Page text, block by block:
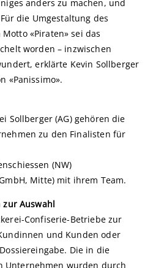
anders zu machen, und
die Umgestaltung des
«Piraten» sei das
worden – inzwischen
erklärte Kevin Sollberger
«Panissimo».
Sollberger (AG) gehören die
zu den Finalisten für
(NW)
Mitte) mit ihrem Team.
zur Auswahl
Confiserie-Betriebe zur
und Kunden oder
Die in die
Unternehmen wurden durch